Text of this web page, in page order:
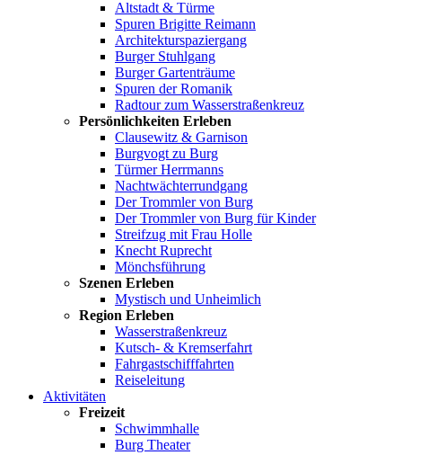
Altstadt & Türme
Spuren Brigitte Reimann
Architekturspaziergang
Burger Stuhlgang
Burger Gartenträume
Spuren der Romanik
Radtour zum Wasserstraßenkreuz
Persönlichkeiten Erleben
Clausewitz & Garnison
Burgvogt zu Burg
Türmer Herrmanns
Nachtwächterrundgang
Der Trommler von Burg
Der Trommler von Burg für Kinder
Streifzug mit Frau Holle
Knecht Ruprecht
Mönchsführung
Szenen Erleben
Mystisch und Unheimlich
Region Erleben
Wasserstraßenkreuz
Kutsch- & Kremserfahrt
Fahrgastschifffahrten
Reiseleitung
Aktivitäten
Freizeit
Schwimmhalle
Burg Theater